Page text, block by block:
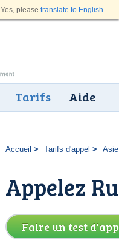
Yes, please translate to English.
Tarifs Aide
Accueil Tarifs d'appel Asie
Appelez
Faire un test